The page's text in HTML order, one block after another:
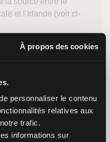
À propos des cookies
personnaliser le contenu
relatives aux
trafic.
informations sur
et l’Irlande (voir ci-
de la création ni de la